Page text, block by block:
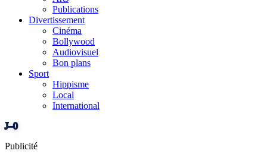
Publications
Divertissement
Cinéma
Bollywood
Audiovisuel
Bon plans
Sport
Hippisme
Local
International
J–0
Publicité